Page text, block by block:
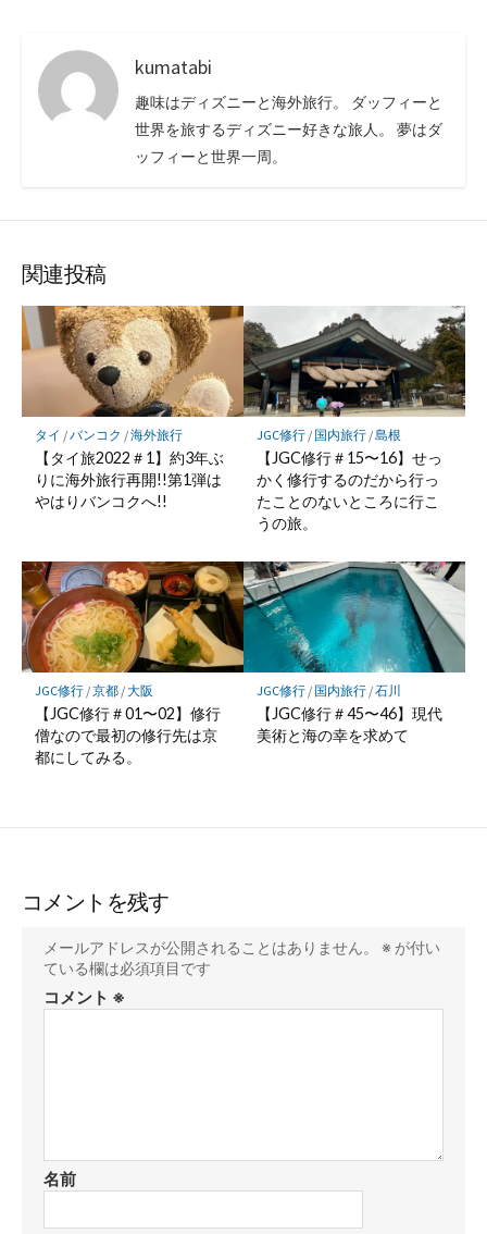
kumatabi
趣味はディズニーと海外旅行。 ダッフィーと
世界を旅するディズニー好きな旅人。 夢はダ
ッフィーと世界一周。
関連投稿
タイ /バンコク /海外旅行
【タイ旅2022＃1】約3年ぶ
りに海外旅行再開!!第1弾は
やはりバンコクへ!!
JGC修行/ 国内旅行/島根
【JGC修行＃15〜16】せっ
かく修行するのだから行っ
たことのないところに行こ
うの旅。
JGC修行/京都/大阪
【JGC修行＃01〜02】修行
僧なので最初の修行先は京
都にしてみる。
JGC修行/ 国内旅行/石川
【JGC修行＃45〜46】現代
美術と海の幸を求めて
コメントを残す
メールアドレスが公開されることはありません。 ※ が付い
ている欄は必須項目です
コメント ※
名前